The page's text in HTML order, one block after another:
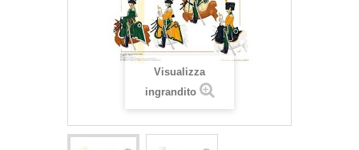
Visualizza
ingrandito